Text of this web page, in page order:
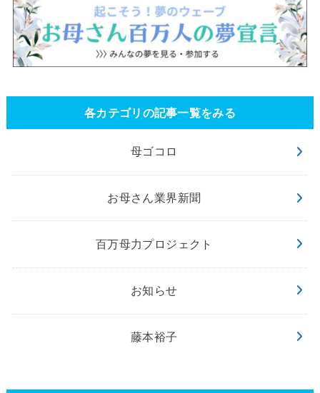
各カテゴリの記事一覧をみる
母ゴコロ
お母さん業界新聞
百万母力プロジェクト
お知らせ
藤本裕子